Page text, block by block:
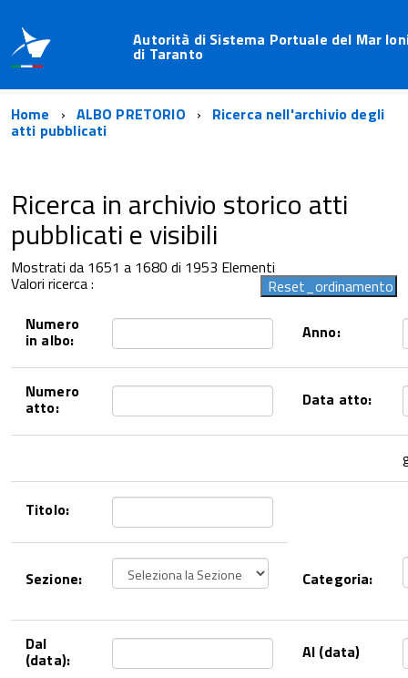
Autorità di Sistema Portuale del Mar
di Taranto
Home ALBO PRETORIO Ricerca nell'archivio degli
atti pubblicati
Ricerca in archivio storico atti
pubblicati e visibili
Mostrati da 1651 a 1680 di 1953 Elementi
Valori ricerca :
Numero
in albo: Anno:
Numero
atto: Data atto:
Titolo:
Sezione: Categoria:
Dal
(data): Al (data)